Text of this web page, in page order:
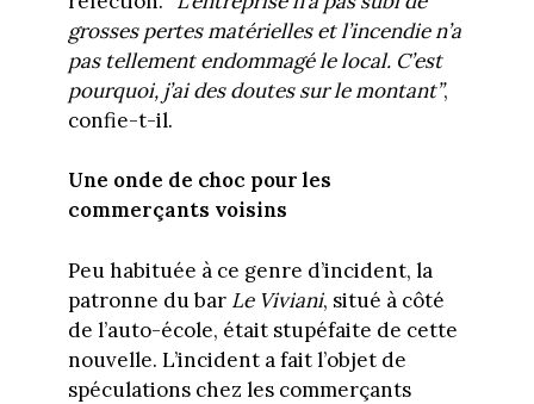
grosses pertes matérielles et l’incendie n’a
pas tellementendommagé le local. C’est
pourquoi, j’ai des doutes sur le montant”,
confie-t-il.
Une onde de choc pour les
commerçants voisins
Peu habituée à ce genre d’incident, la
patronne du bar Le Viviani, situé à côté
de l’auto-école, était stupéfaite de cette
nouvelle. L’incident a fait l’objet de
spéculations chez les commerçants